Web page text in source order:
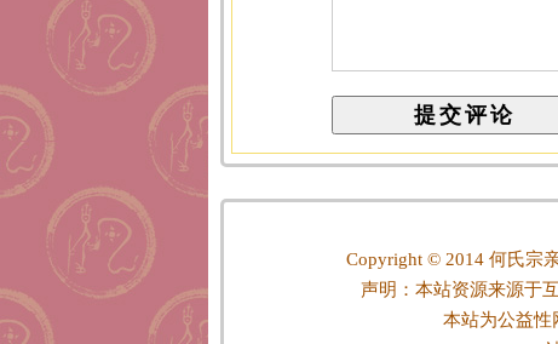
Copyright © 2014何氏宗
声明：本站资源来源于
本站为公益性